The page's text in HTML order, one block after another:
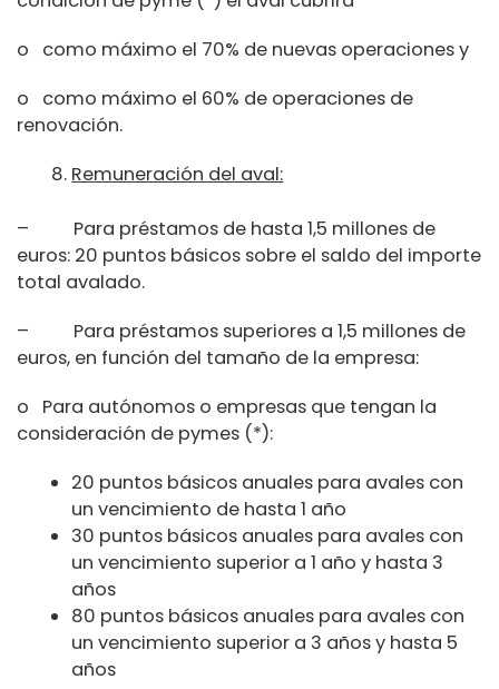
o como máximo el 70% de nuevas operaciones y
o como máximo el 60% de operaciones de
renovación.
Remuneración del aval:
– Para préstamos de hasta 1,5 millones de
euros: 20 puntos básicos sobre el saldo del importe
total avalado.
– Para préstamos superiores a 1,5 millones de
euros, en función del tamaño de la empresa:
o Para autónomos o empresas que tengan la
consideración de pymes (*):
20 puntos básicos anuales para avales con
un vencimiento de hasta 1 año
30 puntos básicos anuales para avales con
un vencimiento superior a 1 año y hasta 3
años
80 puntos básicos anuales para avales con
un vencimiento superior a 3 años y hasta 5
años